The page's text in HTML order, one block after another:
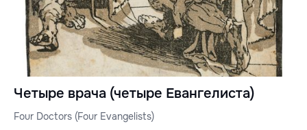
Четыре врача (четыре Евангелиста)
Four Doctors (Four Evangelists)